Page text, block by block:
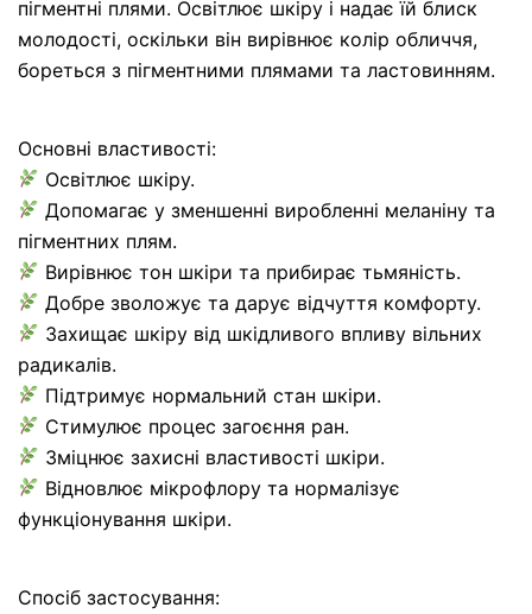
пігментні плями. Освітлює шкіру і надає їй блиск
молодості, оскільки він вирівнює колір обличчя,
бореться з пігментними плямами та ластовинням.
Основні властивості:
Освітлює шкіру.
Допомагає у зменшенні виробленні меланіну та
пігментних плям.
Вирівнює тон шкіри та прибирає тьмяність.
Добре зволожує та дарує відчуття комфорту.
Захищає шкіру від шкідливого впливу вільних
радикалів.
Підтримує нормальний стан шкіри.
Стимулює процес загоєння ран.
Зміцнює захисні властивості шкіри.
Відновлює мікрофлору та нормалізує
функціонування шкіри.
Спосіб застосування: